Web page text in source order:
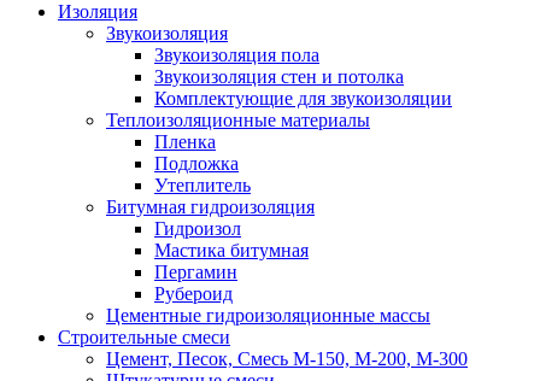
Изоляция
Звукоизоляция
Звукоизоляция пола
Звукоизоляция стен и потолка
Комплектующие для звукоизоляции
Теплоизоляционные материалы
Пленка
Подложка
Утеплитель
Битумная гидроизоляция
Гидроизол
Мастика битумная
Пергамин
Рубероид
Цементные гидроизоляционные массы
Строительные смеси
Цемент, Песок, Смесь М-150, М-200, М-300